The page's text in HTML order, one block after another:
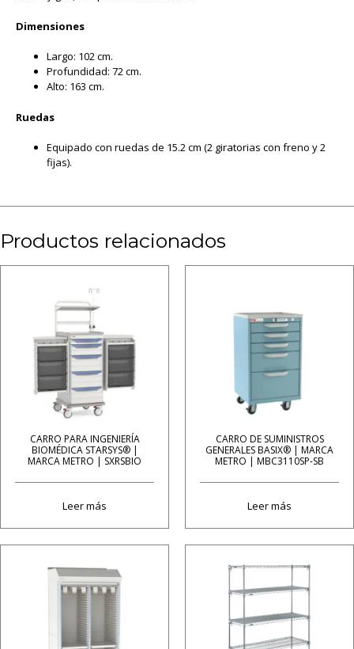
Dimensiones
Largo: 102 cm.
Profundidad: 72 cm.
Alto: 163 cm.
Ruedas
Equipado con ruedas de 15.2 cm (2 giratorias con freno y 2
fijas).
Productos relacionados
CARRO PARA INGENIERÍA
BIOMÉDICA STARSYS® |
MARCA METRO | SXRSBIO
Leer más
CARRO DE SUMINISTROS
GENERALES BASIX® | MARCA
METRO | MBC3110SP-SB
Leer más